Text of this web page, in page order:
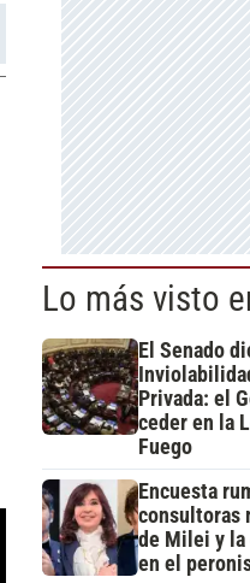
Lo más visto
El Senado
Privada: el
ceder en la
Fuego
Encuesta
consultoras
de Milei y
en el